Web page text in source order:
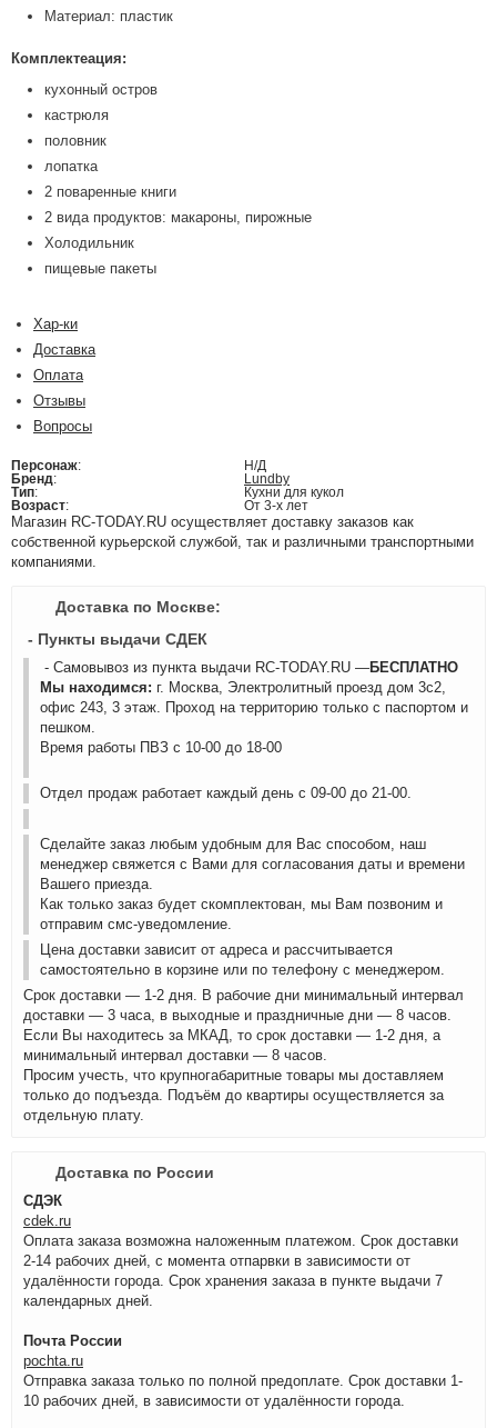
Материал: пластик
Комплектеация:
кухонный остров
кастрюля
половник
лопатка
2 поваренные книги
2 вида продуктов: макароны, пирожные
Холодильник
пищевые пакеты
Хар-ки
Доставка
Оплата
Отзывы
Вопросы
Персонаж:
Н/Д
Бренд:
Lundby
Тип:
Кухни для кукол
Возраст: От 3-х лет
Магазин RC-TODAY.RU осуществляет доставку заказов как
собственной курьерской службой, так и различными транспортными
компаниями.
Доставка по Москве:
- Пункты выдачи СДЕК
- Самовывоз из пункта выдачи RC-TODAY.RU —БЕСПЛАТНО
Мы находимся: г. Москва, Электролитный проезд дом 3с2,
офис 243, 3 этаж. Проход на территорию только с паспортом и
пешком.
Время работы ПВЗ с 10-00 до 18-00
Отдел продаж работает каждый день с 09-00 до 21-00.
Сделайте заказ любым удобным для Вас способом, наш
менеджер свяжется с Вами для согласования даты и времени
Вашего приезда.
Как только заказ будет скомплектован, мы Вам позвоним и
отправим смс-уведомление.
Цена доставки зависит от адреса и рассчитывается
самостоятельно в корзине или по телефону с менеджером.
Срок доставки — 1-2 дня. В рабочие дни минимальный интервал
доставки — 3 часа, в выходные и праздничные дни — 8 часов.
Если Вы находитесь за МКАД, то срок доставки — 1-2 дня, а
минимальный интервал доставки — 8 часов.
Просим учесть, что крупногабаритные товары мы доставляем
только до подъезда. Подъём до квартиры осуществляется за
отдельную плату.
Доставка по России
СДЭК
cdek.ru
Оплата заказа возможна наложенным платежом. Срок доставки
2-14 рабочих дней, с момента отпарвки в зависимости от
удалённости города. Срок хранения заказа в пункте выдачи 7
календарных дней.
Почта России
pochta.ru
Отправка заказа только по полной предоплате. Срок доставки 1-
10 рабочих дней, в зависимости от удалённости города.